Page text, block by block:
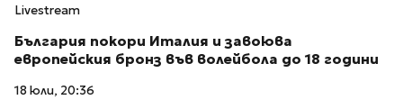
Livestream
България покори Италия и завоюва
европейския бронз във волейбола до 18 години
18 юли, 20:36